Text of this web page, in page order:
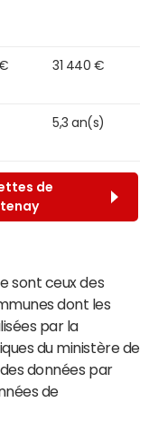
31 440 €
5,3 an(s)
de
sont ceux des
dont les
par la
du ministère de
données par
de